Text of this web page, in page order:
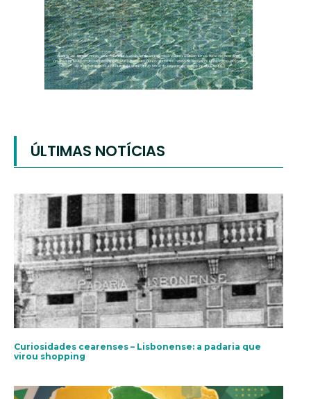
ÚLTIMAS NOTÍCIAS
Curiosidades cearenses – Lisbonense: a padaria que
virou shopping